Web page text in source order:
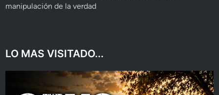
manipulación de la verdad
LO MAS VISITADO...